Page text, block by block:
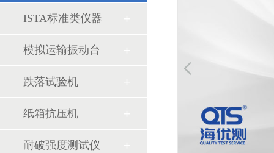
ISTA标准类仪器
模拟运输振动台
跌落试验机
纸箱抗压机
耐破强度测试仪